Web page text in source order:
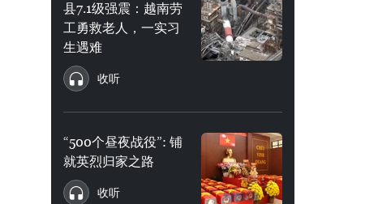
县7.1级强震：越南劳
工勇救老人，一实习
生遇难
收听
“500个昼夜战役”: 铺
就英烈归家之路
收听